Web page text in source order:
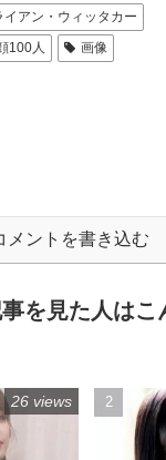
イアン・ウィッタカー
100人
画像
メントを書き込む
を見た人はこ
26 views